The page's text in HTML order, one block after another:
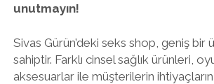
unutmayın!
Sivas Gürün’deki seks shop, geniş bir
sahiptir. Farklı cinsel sağlık ürünleri,
aksesuarlar ile müşterilerin